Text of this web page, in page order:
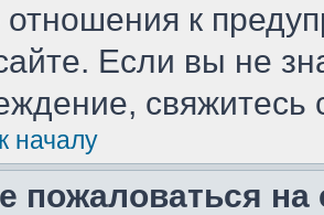
отношения к
Если вы не
началу
пожаловаться